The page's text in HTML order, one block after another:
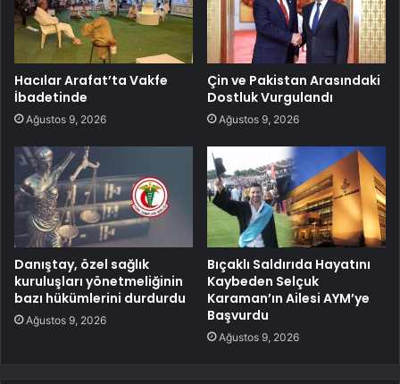
Hacılar Arafat’ta Vakfe
İbadetinde
Ağustos 9, 2026
Çin ve Pakistan Arasındaki
Dostluk Vurgulandı
Ağustos 9, 2026
Danıştay, özel sağlık
kuruluşları yönetmeliğinin
bazı hükümlerini durdurdu
Ağustos 9, 2026
Bıçaklı Saldırıda Hayatını
Kaybeden Selçuk
Karaman’ın Ailesi AYM’ye
Başvurdu
Ağustos 9, 2026